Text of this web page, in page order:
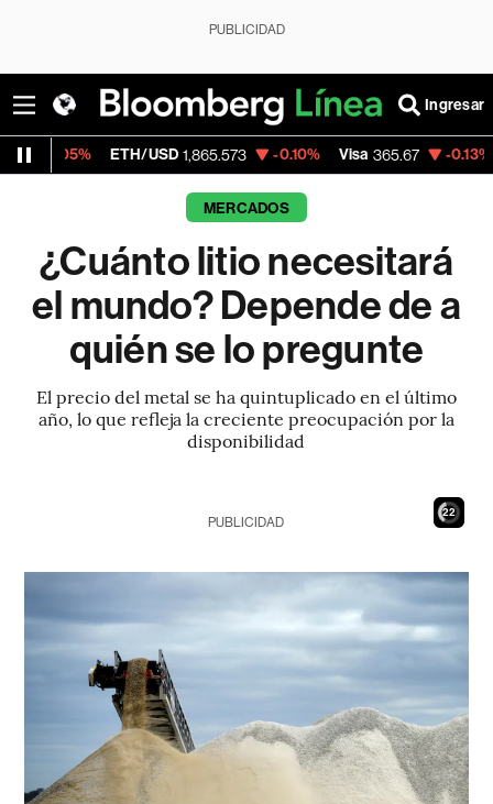
PUBLICIDAD
Ingresar
ETH/USD 1,865.573 -0.10% Visa 365.67 -0.13%
MERCADOS
¿Cuánto litio necesitará
el mundo? Depende de a
quién se lo pregunte
El precio del metal se ha quintuplicado en el último
año, lo que refleja la creciente preocupación por la
disponibilidad
21
PUBLICIDAD